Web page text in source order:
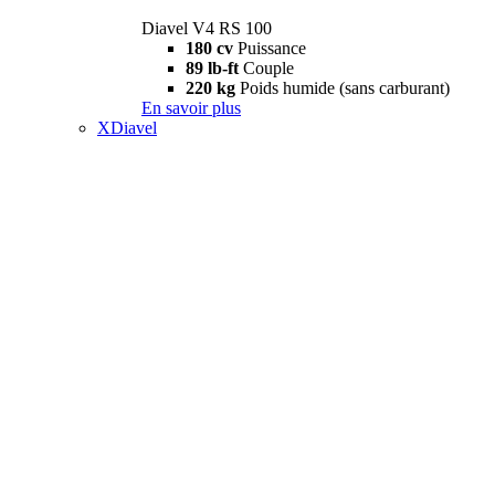
Diavel V4 RS 100
180 cv Puissance
89 lb-ft Couple
220 kg Poids humide (sans carburant)
En savoir plus
XDiavel